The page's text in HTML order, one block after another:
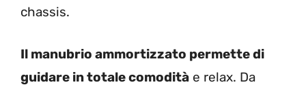
chassis.
Il manubrio ammortizzato permette di
guidare in totale comodità e relax. Da